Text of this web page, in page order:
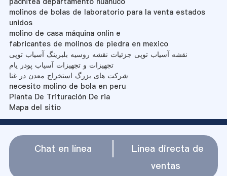
molinos de bolas de laboratorio para la venta estados
unidos
molino de casa máquina onlin e
fabricantes de molinos de piedra en mexico
نقشه آسیاب توپی جزئیات نقشه روسیه بلبرینگ آسیاب توپی
تجهیزات و تجهیزات آسیاب پودر یام
شرکت های بزرگ استخراج معدن در غنا
necesito molino de bola en peru
Planta De Trituración De ria
Mapa del sitio
Chat en línea
Línea directa de
ventas